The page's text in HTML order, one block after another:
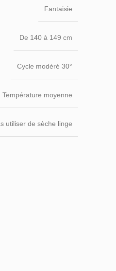
Fantaisie
De 140 à 149 cm
Cycle modéré 30°
Température moyenne
utiliser de sèche linge